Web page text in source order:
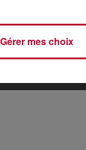
Gérer mes choix